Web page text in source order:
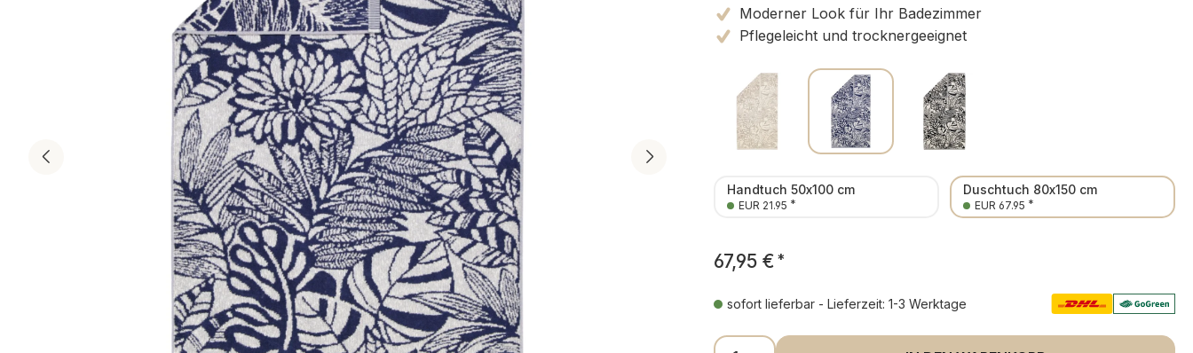
Moderner Look für Ihr Badezimmer
Pflegeleicht und trocknergeeignet
Handtuch 50x100 cm
EUR 21.95 *
Duschtuch 80x150 cm
EUR 67.95 *
67,95 € *
sofort lieferbar - Lieferzeit: 1-3 Werktage